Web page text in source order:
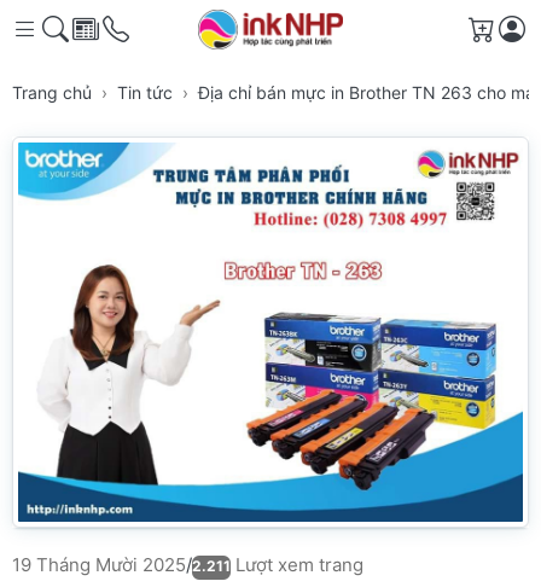
Giỏ
Trang chủ Tin tức Địa chỉ bán mực in Brother TN 263 cho
19 Tháng Mười 2025/2.211 Lượt xem trang